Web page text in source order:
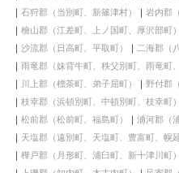
石狩郡（当別町、新篠津村）
岩内郡
檜山郡（江差町、上ノ国町、厚沢部町）
沙流郡（日高町、平取町）
二海郡（
雨竜郡（妹背牛町、秩父別町、雨竜町
川上郡（標茶町、弟子屈町）
野付郡
枝幸郡（浜頓別町、中頓別町、枝幸町）
松前郡（松前町、福島町）
浦河郡（
天塩郡（遠別町、天塩町、豊富町、幌延
樺戸郡（月形町、浦臼町、新十津川町）